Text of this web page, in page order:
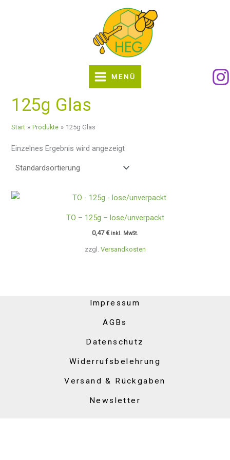
MENÜ
125g Glas
Start Produkte 125g Glas
Einzelnes Ergebnis wird angezeigt
zzgl. Versandkosten
TO – 125g – lose/unverpackt
0,47€ inkl. MwSt.
Impressum
AGBs
Datenschutz
Widerrufsbelehrung
Versand & Rückgaben
Newsletter